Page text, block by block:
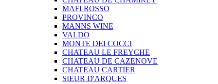
MAFI ROSSO
PROVINCO
MANNS WINE
VALDO
MONTE DEI COCCI
CHATEAU LE FREYCHE
CHATEAU DE CAZENOVE
CHATEAU CARTIER
SIEUR D'ARQUES